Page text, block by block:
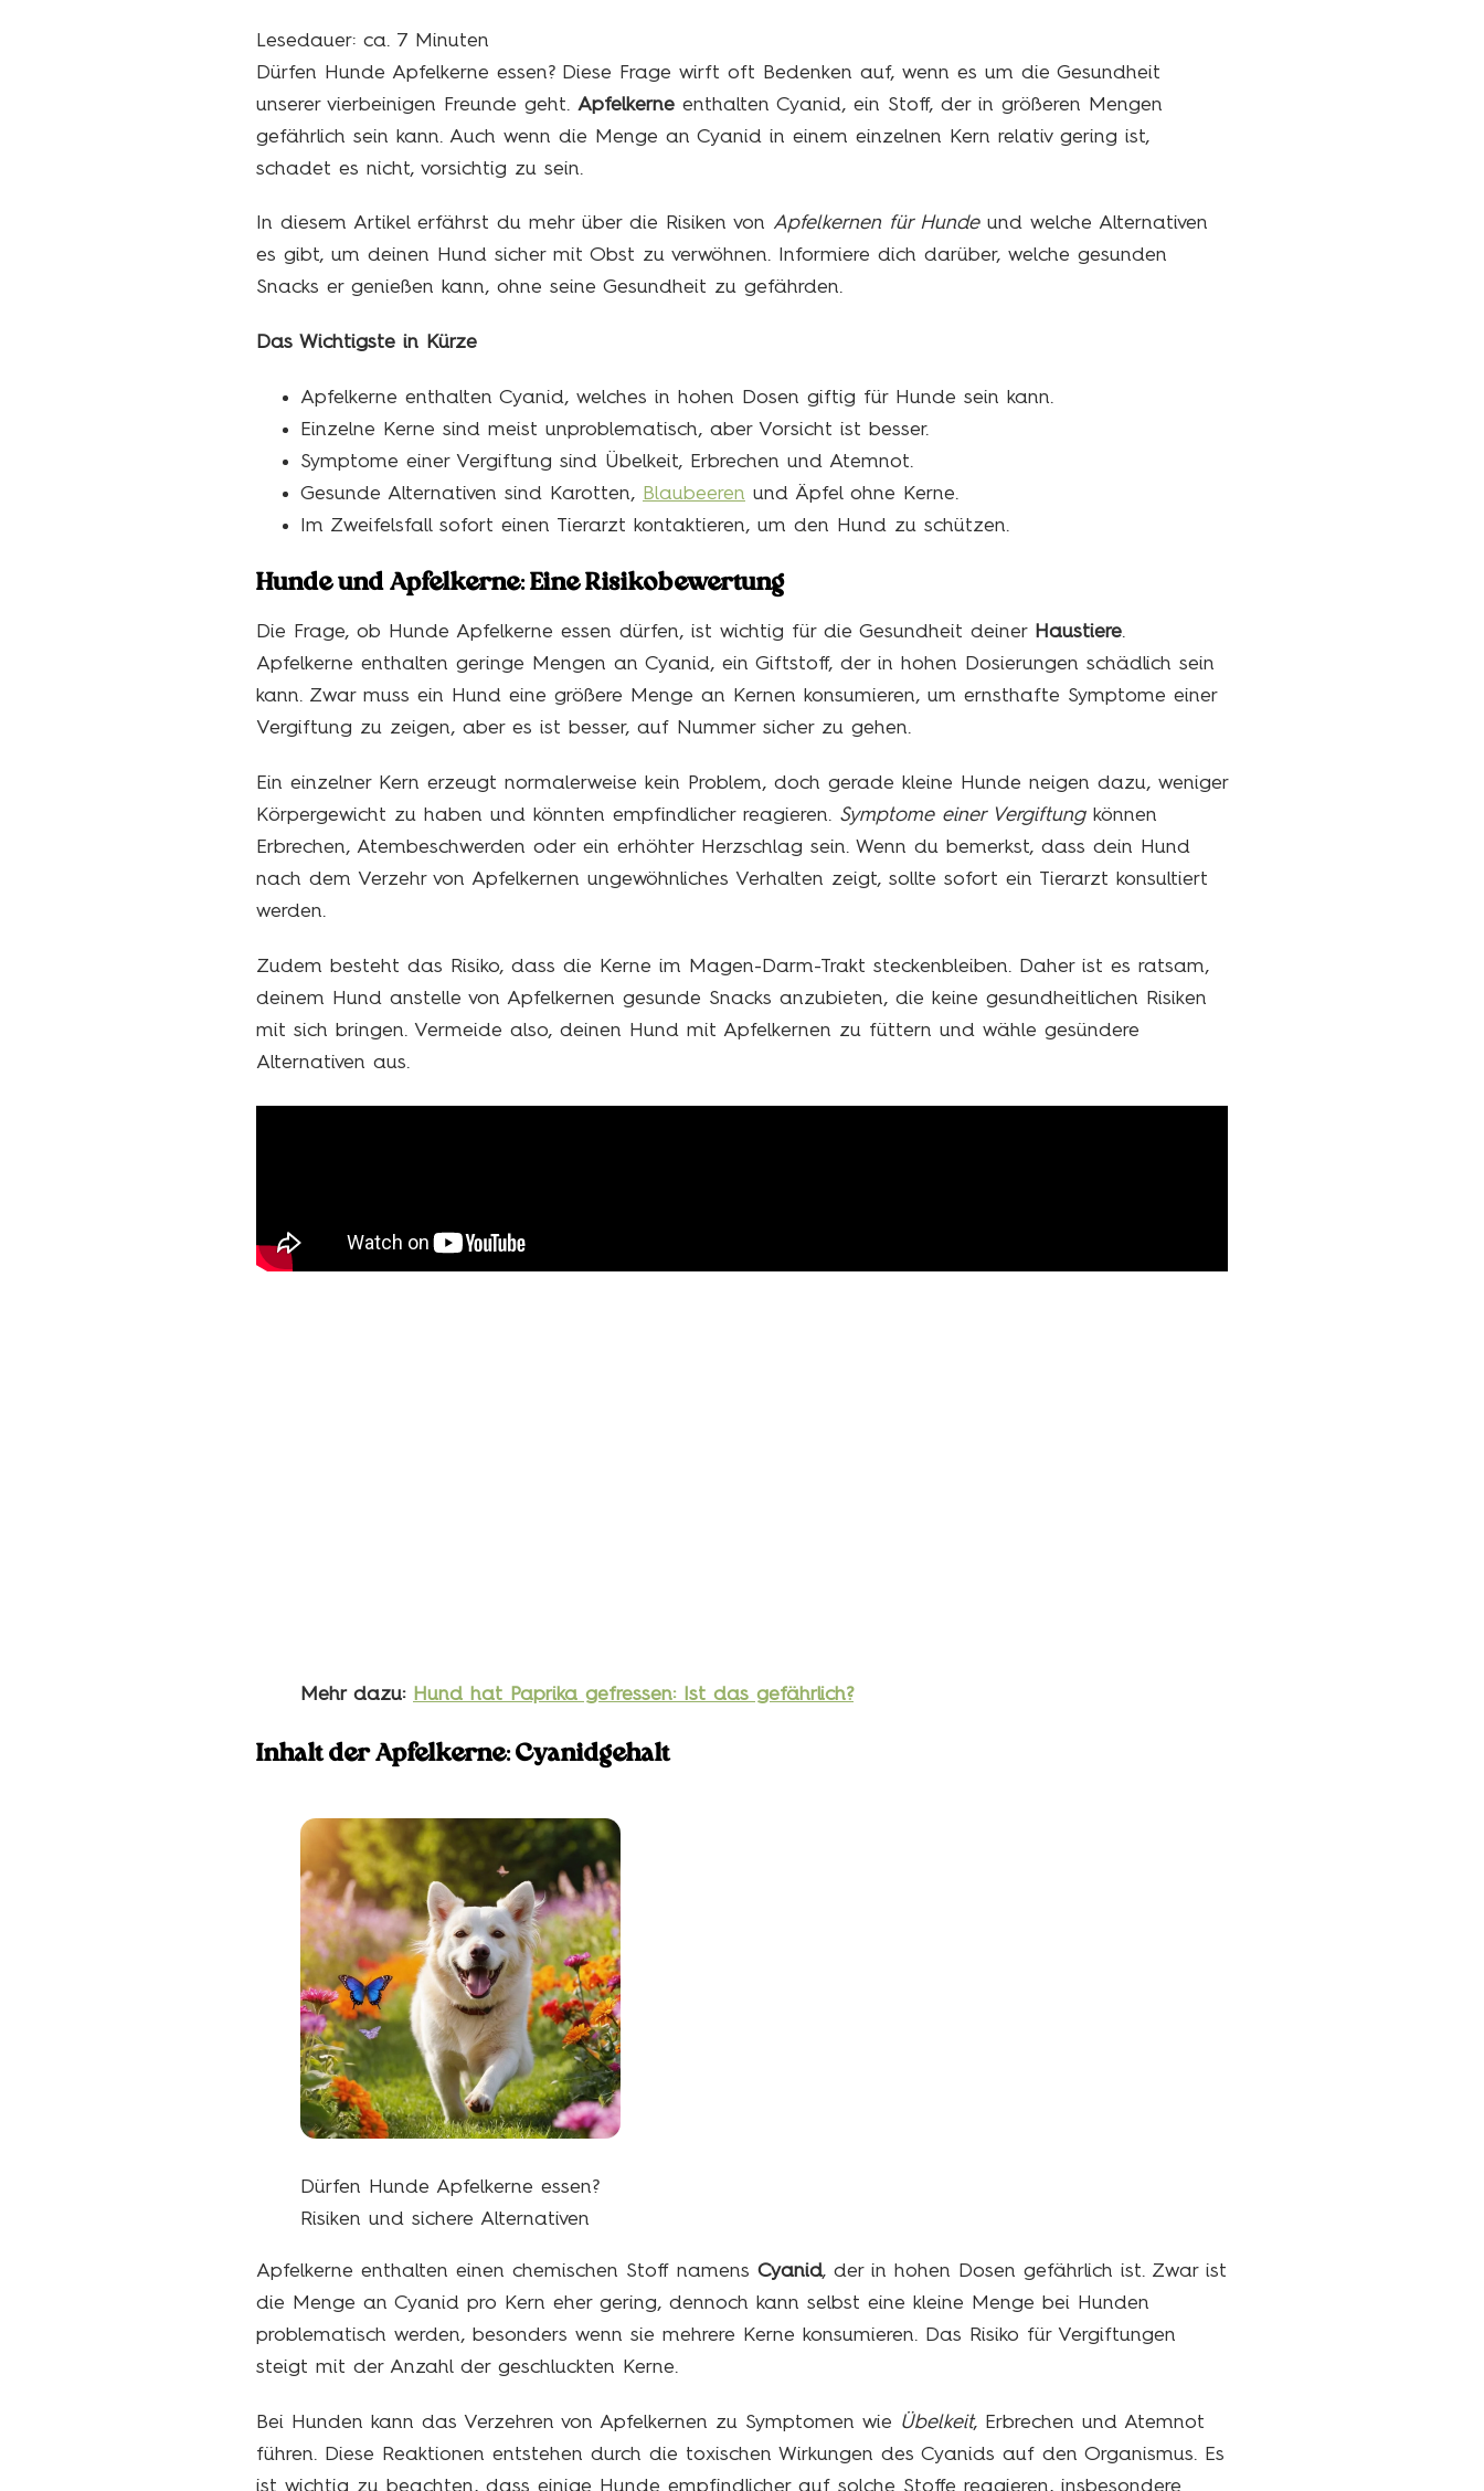
Lesedauer: ca. 7 Minuten
Dürfen Hunde Apfelkerne essen? Diese Frage wirft oft Bedenken auf, wenn es um die Gesundheit
unserer vierbeinigen Freunde geht. Apfelkerne enthalten Cyanid, ein Stoff, der in größeren Mengen
gefährlich sein kann. Auch wenn die Menge an Cyanid in einem einzelnen Kern relativ gering ist,
schadet es nicht, vorsichtig zu sein.
In diesem Artikel erfährst du mehr über die Risiken von Apfelkernen für Hundeund welche Alternativen
es gibt, um deinen Hund sicher mit Obst zu verwöhnen. Informiere dich darüber, welche gesunden
Snacks er genießen kann, ohne seine Gesundheit zu gefährden.
Das Wichtigste in Kürze
Apfelkerne enthalten Cyanid, welches in hohen Dosen giftig für Hunde sein kann.
Einzelne Kerne sind meist unproblematisch, aber Vorsicht ist besser.
Symptome einer Vergiftung sind Übelkeit, Erbrechen und Atemnot.
Gesunde Alternativen sind Karotten, Blaubeeren und Äpfel ohne Kerne.
Im Zweifelsfall sofort einen Tierarzt kontaktieren, um den Hund zu schützen.
Hunde und Apfelkerne: Eine Risikobewertung
Die Frage, ob Hunde Apfelkerne essen dürfen, ist wichtig für die Gesundheit deiner Haustiere.
Apfelkerne enthalten geringe Mengen an Cyanid, ein Giftstoff, der in hohen Dosierungen schädlich sein
kann. Zwar muss ein Hund eine größere Menge an Kernen konsumieren, um ernsthafte Symptome einer
Vergiftung zu zeigen, aber es ist besser, auf Nummer sicher zu gehen.
Ein einzelner Kern erzeugt normalerweise kein Problem, doch gerade kleine Hunde neigen dazu, weniger
Körpergewicht zu haben und könnten empfindlicher reagieren. Symptome einer Vergiftungkönnen
Erbrechen, Atembeschwerden oder ein erhöhter Herzschlag sein. Wenn du bemerkst, dass dein Hund
nach dem Verzehr von Apfelkernen ungewöhnliches Verhalten zeigt, sollte sofort ein Tierarzt konsultiert
werden.
Zudem besteht das Risiko, dass die Kerne im Magen-Darm-Trakt steckenbleiben. Daher ist es ratsam,
deinem Hund anstelle von Apfelkernen gesunde Snacks anzubieten, die keine gesundheitlichen Risiken
mit sich bringen. Vermeide also, deinen Hund mit Apfelkernen zu füttern und wähle gesündere
Alternativen aus.
Mehr dazu: Hund hat Paprika gefressen: Ist das gefährlich?
Inhalt der Apfelkerne: Cyanidgehalt
Dürfen Hunde Apfelkerne essen?
Risiken und sichere Alternativen
Apfelkerne enthalten einen chemischen Stoff namens Cyanid, der in hohen Dosen gefährlich ist. Zwar ist
die Menge an Cyanid pro Kern eher gering, dennoch kann selbst eine kleine Menge bei Hunden
problematisch werden, besonders wenn sie mehrere Kerne konsumieren. Das Risiko für Vergiftungen
steigt mit der Anzahl der geschluckten Kerne.
Bei Hunden kann das Verzehren von Apfelkernen zu Symptomen wie Übelkeit, Erbrechen und Atemnot
führen. Diese Reaktionen entstehen durch die toxischen Wirkungen des Cyanids auf den Organismus. Es
ist wichtig zu beachten, dass einige Hunde empfindlicher auf solche Stoffe reagieren, insbesondere